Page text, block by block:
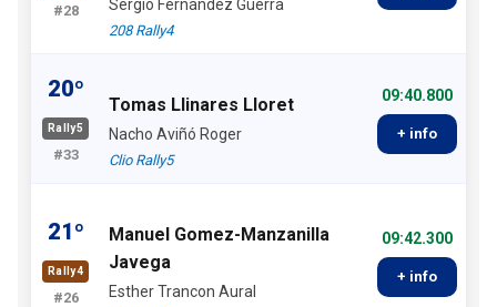
#28 Sergio Fernández Guerra
208 Rally4
20º
Rally5
#33
Tomas Llinares Lloret
Nacho Aviñó Roger
Clio Rally5
09:40.800
+ info
21º
Rally4
#26
Manuel Gomez-Manzanilla
Javega
Esther Trancon Aural
09:42.300
+ info